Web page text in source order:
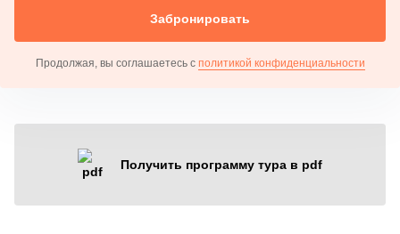
Забронировать
Продолжая, вы соглашаетесь с политикой конфиденциальности
Получить программу тура в pdf